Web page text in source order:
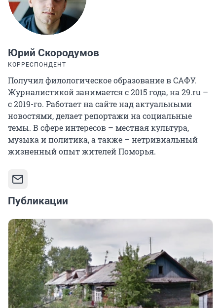
Юрий Скородумов
КОРРЕСПОНДЕНТ
Получил филологическое образование в САФУ.
Журналистикой занимается с 2015 года, на 29.ru –
c 2019-го. Работает на сайте над актуальными
новостями, делает репортажи на социальные
темы. В сфере интересов – местная культура,
музыка и политика, а также – нетривиальный
жизненный опыт жителей Поморья.
Публикации